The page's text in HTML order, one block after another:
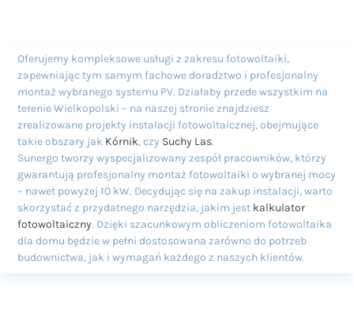
Oferujemy kompleksowe usługi z zakresu fotowoltaiki,
zapewniając tym samym fachowe doradztwo i profesjonalny
montaż wybranego systemu PV. Działaby przede wszystkim na
terenie Wielkopolski – na naszej stronie znajdziesz
zrealizowane projekty instalacji fotowoltaicznej, obejmujące
takie obszary jak Kórnik, czy Suchy Las.
Sunergo tworzy wyspecjalizowany zespół pracowników, którzy
gwarantują profesjonalny montaż fotowoltaiki o wybranej mocy
– nawet powyżej 10 kW. Decydując się na zakup instalacji, warto
skorzystać z przydatnego narzędzia, jakim jest kalkulator
fotowoltaiczny. Dzięki szacunkowym obliczeniom fotowoltaika
dla domu będzie w pełni dostosowana zarówno do potrzeb
budownictwa, jak i wymagań każdego z naszych klientów.